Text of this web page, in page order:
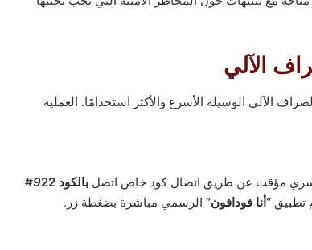
الآلي
الوسيلة الأسرع والأكثر استخدامًا. العملية
سري مؤقت عن طريق اتصال كود خاص اتصل بالكود 922#
تطبيق “أنا فودافون” الرسمي مباشرة بضغطة زر.